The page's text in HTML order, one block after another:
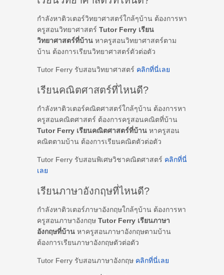
กำลังหาติวเตอร์วิทยาศาสตร์ใกล้ๆบ้าน ต้องการหา
ครูสอนวิทยาศาสตร์ Tutor Ferry เรียน
วิทยาศาสตร์ที่บ้าน หาครูสอนวิทยาศาสตร์ตาม
บ้าน ต้องการเรียนวิทยาศาสตร์ตัวต่อตัว
Tutor Ferry รับสอนวิทยาศาสตร์ คลิกที่นี่เลย
เรียนคณิตศาสตร์ที่ไหนดี?
กำลังหาติวเตอร์คณิตศาสตร์ใกล้ๆบ้าน ต้องการหา
ครูสอนคณิตศาสตร์ ต้องการครูสอนคณิตที่บ้าน
Tutor Ferry เรียนคณิตศาสตร์ที่บ้าน หาครูสอน
คณิตตามบ้าน ต้องการเรียนคณิตตัวต่อตัว
Tutor Ferry รับสอนพิเศษวิชาคณิตศาสตร์ คลิกที่นี่
เลย
เรียนภาษาอังกฤษที่ไหนดี?
กำลังหาติวเตอร์ภาษาอังกฤษใกล้ๆบ้าน ต้องการหา
ครูสอนภาษาอังกฤษ Tutor Ferry เรียนภาษา
อังกฤษที่บ้าน หาครูสอนภาษาอังกฤษตามบ้าน
ต้องการเรียนภาษาอังกฤษตัวต่อตัว
Tutor Ferry รับสอนภาษาอังกฤษ คลิกที่นี่เลย